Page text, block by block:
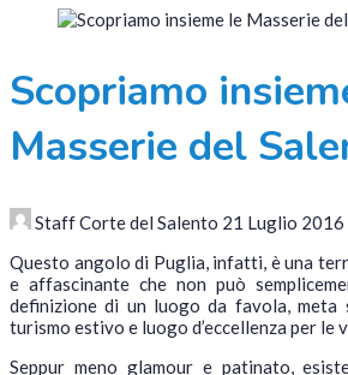
Scopriamo
Masserie del
Staff Corte del Salento 21 Luglio 2016
Questo angolo di Puglia, infatti, è una
e affascinante che non può
definizione di un luogo da favola, meta
turismo estivo e luogo d’eccellenza per le
Seppur meno glamour e patinato,